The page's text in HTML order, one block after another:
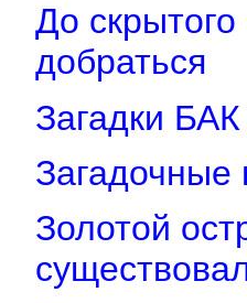
До
добраться
Загадки
Загадочные
Золотой